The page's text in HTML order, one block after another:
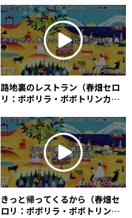
Chocolatier Association
(Céleri Haruhata)
路地裏のレストラン（春畑セロ
リ：ポポリラ・ポポトリンカの
End of an Alley (Céleri
Haruhata)
きっと帰ってくるから（春畑セ
ロリ：ポポリラ・ポポトリンカ